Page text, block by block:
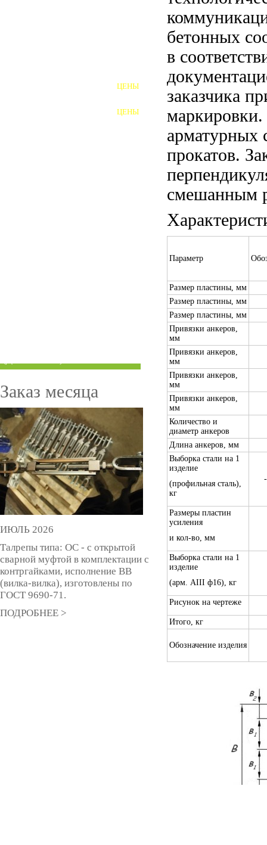
бетонных
в
заказчика
маркировки.
арматурных
прокатов.
смешанным
Параметр
Размер пластины, мм
Размер пластины, мм
Размер пластины, мм
Привязки анкеров,
мм
Привязки анкеров,
мм
Привязки анкеров,
мм
Привязки анкеров,
мм
Количество и
диаметр анкеров
Длина анкеров, мм
Выборка стали на 1
изделие
(профильная сталь),
кг
Размеры пластин
усиления
и кол-во, мм
Выборка стали на 1
изделие
(арм. AIII ф16), кг
Рисунок на чертеже
Итого, кг
Обозначение изделия
ЦЕНЫ
ЦЕНЫ
Заказ месяца
ИЮЛЬ 2026
Талрепы типа: ОС - с открытой
сварной муфтой в комплектации с
контргайками, исполнение ВВ
(вилка-вилка), изготовлены по
ГОСТ 9690-71.
ПОДРОБНЕЕ >